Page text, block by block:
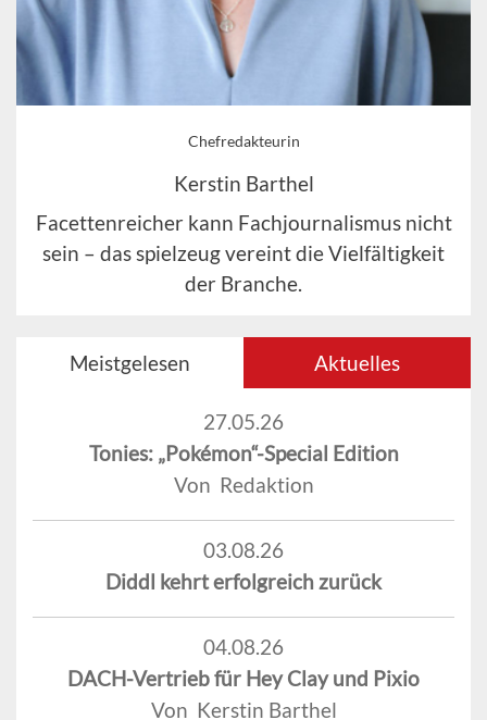
Chefredakteurin
Kerstin Barthel
Facettenreicher kann Fachjournalismus nicht
sein – das spielzeug vereint die Vielfältigkeit
der Branche.
Meistgelesen Aktuelles
27.05.26
Tonies: „Pokémon“-Special Edition
Von Redaktion
03.08.26
Diddl kehrt erfolgreich zurück
04.08.26
DACH-Vertrieb für Hey Clay und Pixio
Von Kerstin Barthel